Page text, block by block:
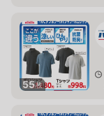
55枚